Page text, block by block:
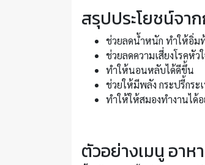
สรุปประโยชน์จา
ช่วยลดน้ำหนัก ทำให้อิ่ม
ช่วยลดความเสี่ยงโรคหั
ทำให้นอนหลับได้ดีขึ้น
ช่วยให้มีพลัง กระปรี้กระ
ทำให้ให้สมองทำงานได้
ตัวอย่างเมนู อาห